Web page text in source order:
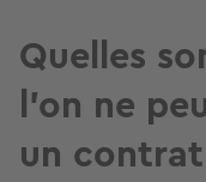
Quelles
l’on ne
un